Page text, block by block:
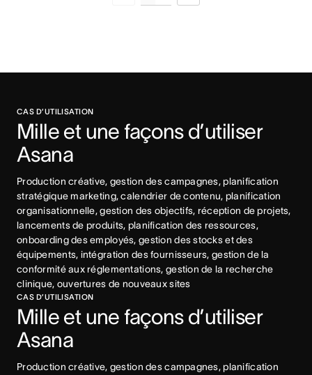
CAS D’UTILISATION
Mille et une façons d’utiliser
Asana
Production créative, gestion des campagnes, planification
stratégique marketing, calendrier de contenu, planification
organisationnelle, gestion des objectifs, réception de projets,
lancements de produits, planification des ressources,
onboarding des employés, gestion des stocks et des
équipements, intégration des fournisseurs, gestion de la
conformité aux réglementations, gestion de la recherche
clinique, ouvertures de nouveaux sites
CAS D’UTILISATION
Mille et une façons d’utiliser
Asana
Production créative, gestion des campagnes, planification